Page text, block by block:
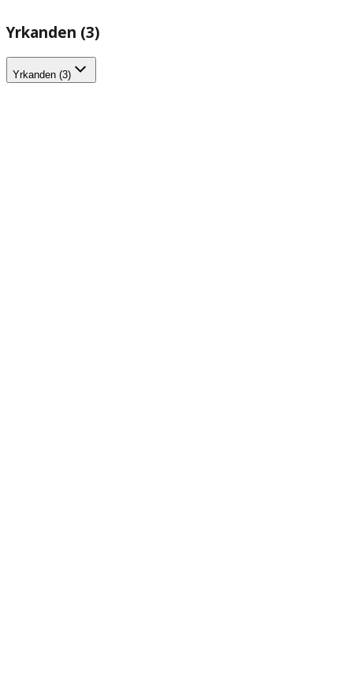
Yrkanden (3)
Yrkanden (3)